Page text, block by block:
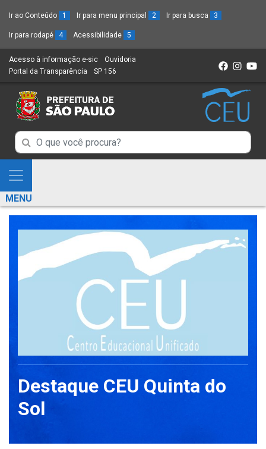
Ir ao Conteúdo 1 Ir para menu principal 2 Ir para busca 3
Ir para rodapé 4 Acessibilidade 5
Acesso à informação e-sic (Link
para
novo
sítio)
Ouvidoria
Portal da Transparência (Link
um
novo
SP 156
Campo
de
Busca
de
informações
Campo
de
de
informações
Mostra
e
Esconde
Menu
MENU
Destaque CEU Quinta do
Sol